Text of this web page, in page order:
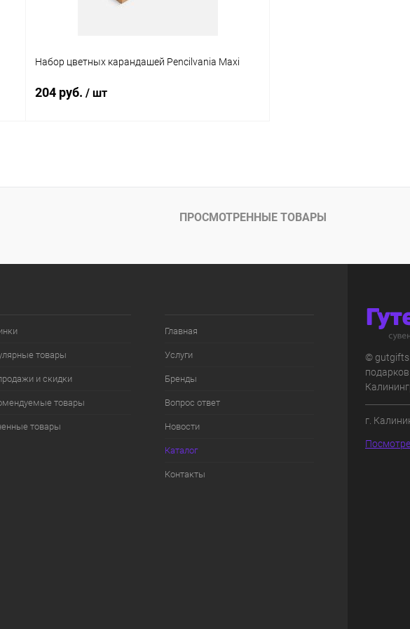
8 лет (118-128 см)
Набор цветных карандашей Pencilvania Maxi
204 руб. / шт
Купить в 1 клик К сравнению
В наличии
ПРОСМОТРЕННЫЕ ТОВАРЫ
товары
и скидки
товары
товары
Главная
Услуги
Бренды
Вопрос ответ
Новости
Каталог
Контакты
©
г.